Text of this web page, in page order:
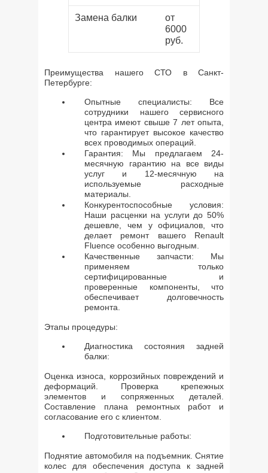
Замена балки
от
6000
руб.
Преимущества нашего СТО в Санкт-
Петербурге:
Опытные специалисты: Все
сотрудники нашего сервисного
центра имеют свыше 7 лет опыта,
что гарантирует высокое качество
всех проводимых операций.
Гарантия: Мы предлагаем 24-
месячную гарантию на все виды
услуг и 12-месячную на
используемые расходные
материалы.
Конкурентоспособные условия:
Наши расценки на услуги до 50%
дешевле, чем у официалов, что
делает ремонт вашего Renault
Fluence особенно выгодным.
Качественные запчасти: Мы
применяем только
сертифицированные и
проверенные компоненты, что
обеспечивает долговечность
ремонта.
Этапы процедуры:
Диагностика состояния задней
балки:
Оценка износа, коррозийных повреждений и
деформаций. Проверка крепежных
элементов и сопряженных деталей.
Составление плана ремонтных работ и
согласование его с клиентом.
Подготовительные работы:
Поднятие автомобиля на подъемник. Снятие
колес для обеспечения доступа к задней